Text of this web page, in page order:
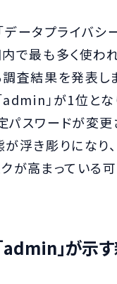
データプライバシ
で最も多く使わ
査結果を発表し
」が1位とな
パスワードが変更
浮き彫りになり
が高まっている
admin」が示